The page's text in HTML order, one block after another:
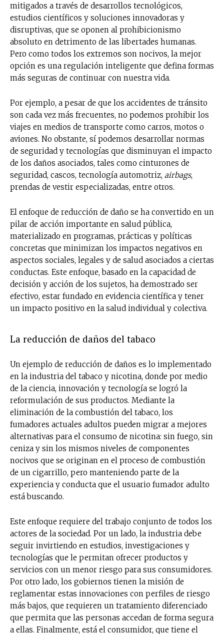
mitigados a través de desarrollos tecnológicos,
estudios científicos y soluciones innovadoras y
disruptivas, que se oponen al prohibicionismo
absoluto en detrimento de las libertades humanas.
Pero como todos los extremos son nocivos, la mejor
opción es una regulación inteligente que defina formas
más seguras de continuar con nuestra vida.
Por ejemplo, a pesar de que los accidentes de tránsito
son cada vez más frecuentes, no podemos prohibir los
viajes en medios de transporte como carros, motos o
aviones. No obstante, sí podemos desarrollar normas
de seguridad y tecnologías que disminuyan el impacto
de los daños asociados, tales como cinturones de
seguridad, cascos, tecnología automotriz, airbags,
prendas de vestir especializadas, entre otros.
El enfoque de reducción de daño se ha convertido en un
pilar de acción importante en salud pública,
materializado en programas, prácticas y políticas
concretas que minimizan los impactos negativos en
aspectos sociales, legales y de salud asociados a ciertas
conductas. Este enfoque, basado en la capacidad de
decisión y acción de los sujetos, ha demostrado ser
efectivo, estar fundado en evidencia científica y tener
un impacto positivo en la salud individual y colectiva.
La reducción de daños del tabaco
Un ejemplo de reducción de daños es lo implementado
en la industria del tabaco y nicotina, donde por medio
de la ciencia, innovación y tecnología se logró la
reformulación de sus productos. Mediante la
eliminación de la combustión del tabaco, los
fumadores actuales adultos pueden migrar a mejores
alternativas para el consumo de nicotina: sin fuego, sin
ceniza y sin los mismos niveles de componentes
nocivos que se originan en el proceso de combustión
de un cigarrillo, pero manteniendo parte de la
experiencia y conducta que el usuario fumador adulto
está buscando.
Este enfoque requiere del trabajo conjunto de todos los
actores de la sociedad. Por un lado, la industria debe
seguir invirtiendo en estudios, investigaciones y
tecnologías que le permitan ofrecer productos y
servicios con un menor riesgo para sus consumidores.
Por otro lado, los gobiernos tienen la misión de
reglamentar estas innovaciones con perfiles de riesgo
más bajos, que requieren un tratamiento diferenciado
que permita que las personas accedan de forma segura
a ellas. Finalmente, está el consumidor, que tiene el